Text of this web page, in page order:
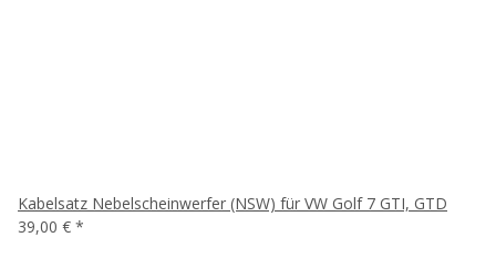
Kabelsatz Nebelscheinwerfer (NSW) für VW Golf 7 GTI, GTD
39,00 € *